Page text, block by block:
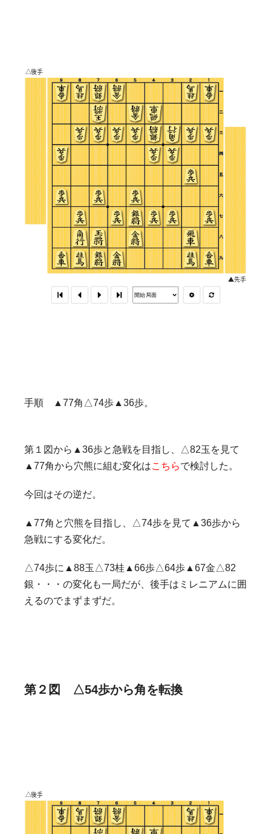
手順 ▲77角△74歩▲36歩。
第１図から▲36歩と急戦を目指し、△82玉を見て
▲77角から穴熊に組む変化はこちらで検討した。
今回はその逆だ。
▲77角と穴熊を目指し、△74歩を見て▲36歩から
急戦にする変化だ。
△74歩に▲88玉△73桂▲66歩△64歩▲67金△82
銀・・・の変化も一局だが、後手はミレニアムに囲
えるのでまずまずだ。
第２図 △54歩から角を転換